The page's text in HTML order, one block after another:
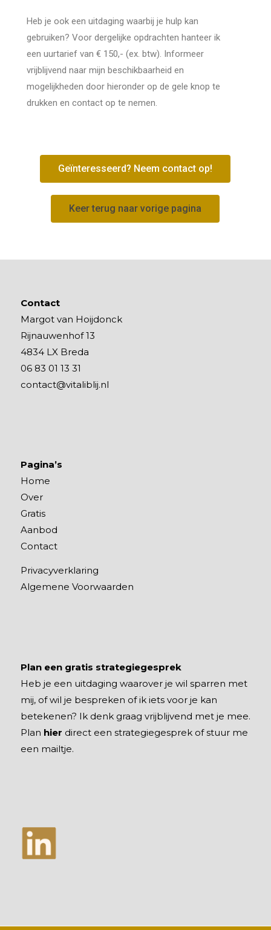
Heb je ook een uitdaging waarbij je hulp kan
gebruiken? Voor dergelijke opdrachten hanteer ik
een uurtarief van € 150,- (ex. btw). Informeer
vrijblijvend naar mijn beschikbaarheid en
mogelijkheden door hieronder op de gele knop te
drukken en contact op te nemen.
Geïnteresseerd? Neem contact op!
Keer terug naar vorige pagina
Contact
Margot van Hoijdonck
Rijnauwenhof 13
4834 LX Breda
06 83 01 13 31
contact@vitaliblij.nl
Pagina’s
Home
Over
Gratis
Aanbod
Contact
Privacyverklaring
Algemene Voorwaarden
Plan een gratis strategiegesprek
Heb je een uitdaging waarover je wil sparren met
mij, of wil je bespreken of ik iets voor je kan
betekenen? Ik denk graag vrijblijvend met je mee.
Plan hier direct een strategiegesprek of stuur me
een mailtje.